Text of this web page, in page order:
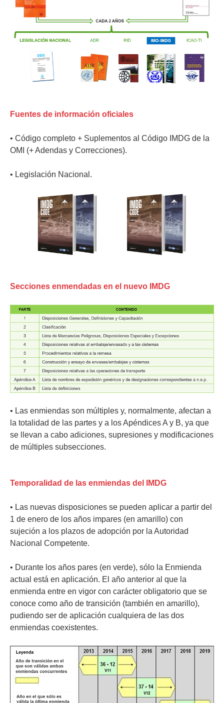
Fuentes de información oficiales
• Código completo + Suplementos al Código IMDG de la
OMI (+ Adendas y Correcciones).
• Legislación Nacional.
Secciones enmendadas en el nuevo IMDG
• Las enmiendas son múltiples y, normalmente, afectan a
la totalidad de las partes y a los Apéndices A y B, ya que
se llevan a cabo adiciones, supresiones y modificaciones
de múltiples subsecciones.
Temporalidad de las enmiendas del IMDG
• Las nuevas disposiciones se pueden aplicar a partir del
1 de enero de los años impares (en amarillo) con
sujeción a los plazos de adopción por la Autoridad
Nacional Competente.
• Durante los años pares (en verde), sólo la Enmienda
actual está en aplicación. El año anterior al que la
enmienda entre en vigor con carácter obligatorio que se
conoce como año de transición (también en amarillo),
pudiendo ser de aplicación cualquiera de las dos
enmiendas coexistentes.